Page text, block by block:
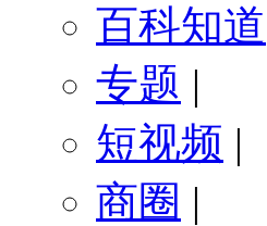
百科知道
专题 |
短视频 |
商圈 |